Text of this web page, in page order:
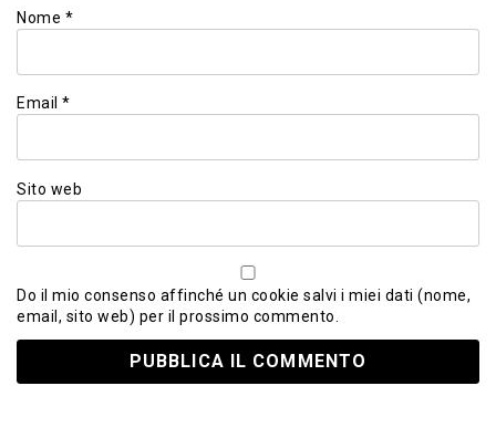
Nome *
Email *
Sito web
Do il mio consenso affinché un cookie salvi i miei dati (nome,
email, sito web) per il prossimo commento.